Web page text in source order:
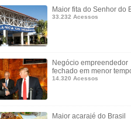
Maior fita do Senhor do
33.232 Acessos
Negócio empreendedor
fechado em menor
14.320 Acessos
Maior acarajé do Brasil